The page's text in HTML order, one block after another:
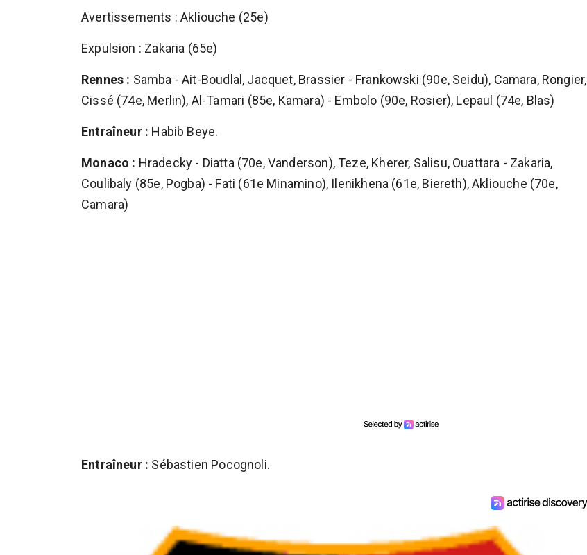
Avertissements : Akliouche (25e)
Expulsion : Zakaria (65e)
Rennes : Samba - Ait-Boudlal, Jacquet, Brassier - Frankowski (90e, Seidu), Camara, Rongier,
Cissé (74e, Merlin), Al-Tamari (85e, Kamara) - Embolo (90e, Rosier), Lepaul (74e, Blas)
Entraîneur : Habib Beye.
Monaco : Hradecky - Diatta (70e, Vanderson), Teze, Kherer, Salisu, Ouattara - Zakaria,
Coulibaly (85e, Pogba) - Fati (61e Minamino), Ilenikhena (61e, Biereth), Akliouche (70e,
Camara)
Entraîneur : Sébastien Pocognoli.